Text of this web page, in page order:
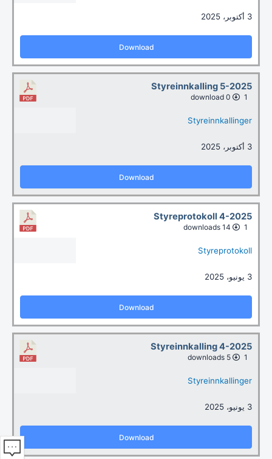
3 أكتوبر، 2025
Download
Styreinnkalling 5-2025
1
Styreinnkallinger
3 أكتوبر، 2025
Download
Styreprotokoll 4-2025
1
Styreprotokoll
3 يونيو، 2025
Download
Styreinnkalling 4-2025
1
5 downloads
Styreinnkallinger
3 يونيو، 2025
Download